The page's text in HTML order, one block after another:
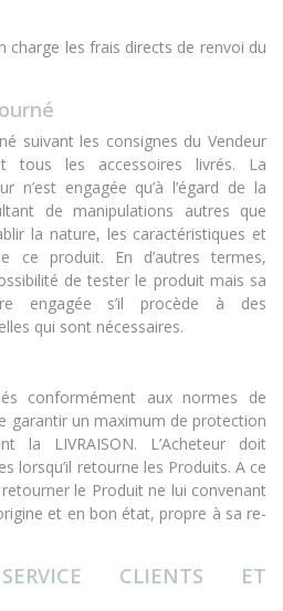
charge les frais directs de renvoi du
suivant les consignes du Vendeur
tous les accessoires livrés. La
n’est engagée qu’à l’égard de la
de manipulations autres que
la nature, les caractéristiques et
ce produit. En d’autres termes,
de tester le produit mais sa
engagée s’il procède à des
qui sont nécessaires.
conformément aux normes de
garantir un maximum de protection
la LIVRAISON. L’Acheteur doit
lorsqu’il retourne les Produits. A ce
le Produit ne lui convenant
et en bon état, propre à sa re-
CLIENTS ET